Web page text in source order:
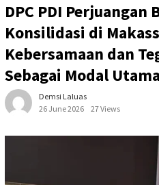
DPC PDI
Konsilidasi di
Kebersamaan dan
Sebagai Modal Utama
Demsi Laluas
26 June 2026
27 Views